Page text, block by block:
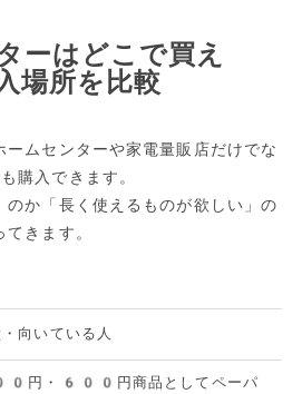
ーはどこで買え
場所を比較
ームセンターや家電量販店だけでな
入できます。
のか「長く使えるものが欲しい」の
きます。
向いている人
円・600円商品としてペーパ